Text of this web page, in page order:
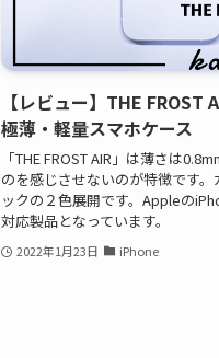
【レビュー】THE
極薄・軽量スマホケース
「THE FROST AIR」は薄さは
のを感じさせないのが特徴です
ックの２色展開です。Appleの
対応製品となっています。
2022年1月23日 iPhone